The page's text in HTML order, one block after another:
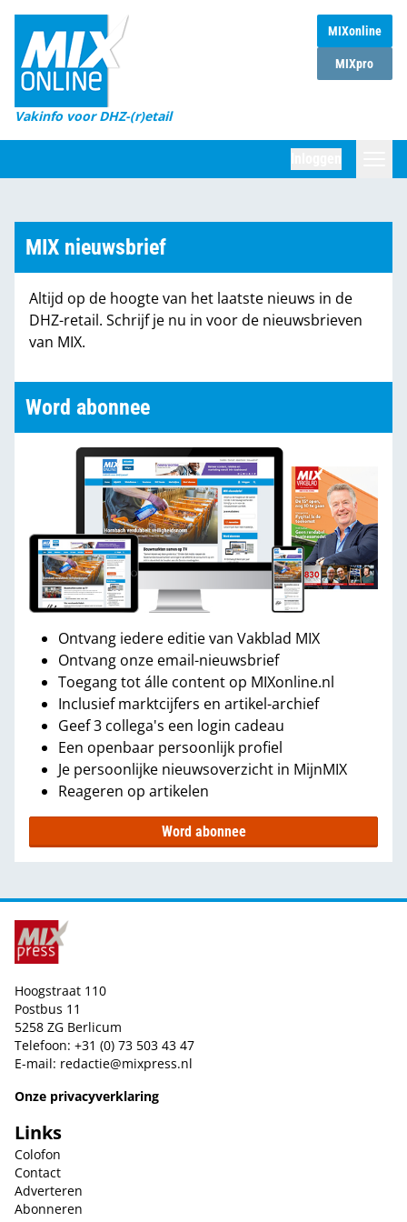
MIXonline
MIXpro
Vakinfo voor DHZ-(r)etail
Home
Magazines
DHZ Sessie
Marktcijfers
Partners
MIX nieuwsbrief
Altijd op de hoogte van het laatste nieuws in de
DHZ-retail. Schrijf je nu in voor de nieuwsbrieven
van MIX.
Word abonnee
Ontvang iedere editie van Vakblad MIX
Ontvang onze email-nieuwsbrief
Toegang tot álle content op MIXonline.nl
Inclusief marktcijfers en artikel-archief
Geef 3 collega's een login cadeau
Een openbaar persoonlijk profiel
Je persoonlijke nieuwsoverzicht in MijnMIX
Reageren op artikelen
Word abonnee
Hoogstraat 110
Postbus 11
5258 ZG Berlicum
Telefoon: +31 (0) 73 503 43 47
E-mail: redactie@mixpress.nl
Onze privacyverklaring
Links
Colofon
Contact
Adverteren
Abonneren